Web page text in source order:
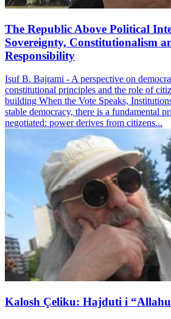
The Republic Above Political
Sovereignty, Constitutionalism
Responsibility
Isuf B. Bajrami - A perspective on
constitutional principles and the role of
building When the Vote Speaks,
stable democracy, there is a fundamental
negotiated: power derives from citizens...
Kalosh Çeliku: Hajduti i